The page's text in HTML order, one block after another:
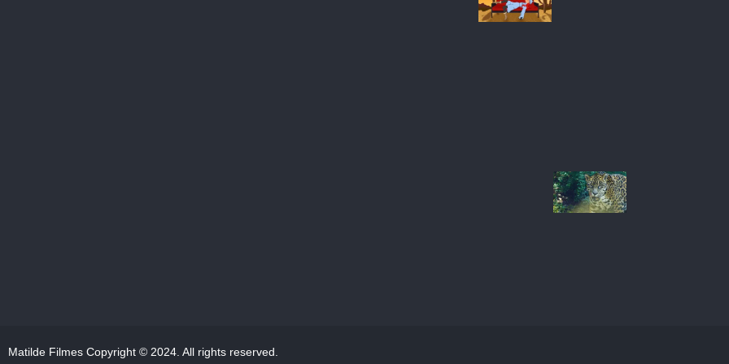
Matilde Filmes Copyright © 2024. All rights reserved.